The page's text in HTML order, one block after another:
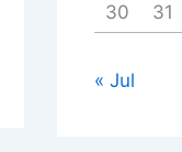
30
31
« Jul